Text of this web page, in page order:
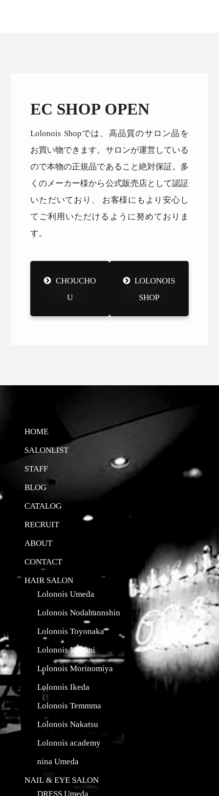
EC SHOP OPEN
Lolonois Shopでは、高品質のサロン品を
お買い物できます。サロンが運営している
ので本物の正規品であること絶対保証。多
くのメーカー様から公式販売店として認証
いただいており、 お客様にもより安心し
てご利用いただけるように努めておりま
す。
CHOUCHO
U
LOLONOIS
SHOP
HOME
SALONLIST
STAFF
BLOG
CATALOG
RECRUIT
ABOUT
CONTACT
HAIR SALON
Lolonois Umeda
Lolonois Nodahannshin
Lolonois Toyonaka
Lolonois Mikuni
Lolonois Morinomiya
Lolonois Ikeda
Lolonois Temmma
Lolonois Nakatsu
Lolonois academy
nina Umeda
NAIL & EYE SALON
DRESS Umeda